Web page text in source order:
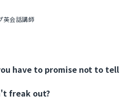
英会話講師
have to promise not to tell
freak out?